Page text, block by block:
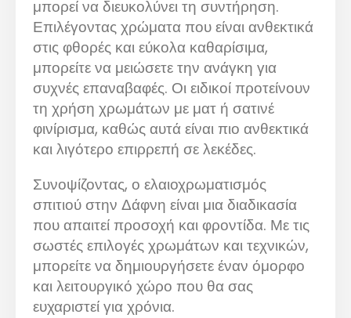
μπορεί να διευκολύνει τη συντήρηση.
Επιλέγοντας χρώματα που είναι ανθεκτικά
στις φθορές και εύκολα καθαρίσιμα,
μπορείτε να μειώσετε την ανάγκη για
συχνές επαναβαφές. Οι ειδικοί προτείνουν
τη χρήση χρωμάτων με ματ ή σατινέ
φινίρισμα, καθώς αυτά είναι πιο ανθεκτικά
και λιγότερο επιρρεπή σε λεκέδες.
Συνοψίζοντας, ο ελαιοχρωματισμός
σπιτιού στην Δάφνη είναι μια διαδικασία
που απαιτεί προσοχή και φροντίδα. Με τις
σωστές επιλογές χρωμάτων και τεχνικών,
μπορείτε να δημιουργήσετε έναν όμορφο
και λειτουργικό χώρο που θα σας
ευχαριστεί για χρόνια.